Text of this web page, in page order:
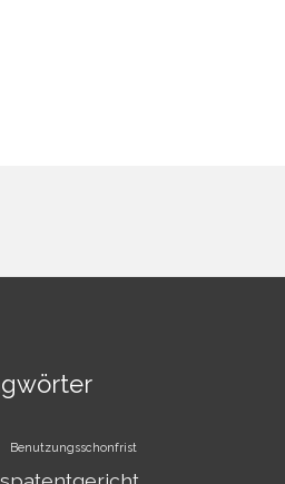
Benutzungsschonfrist